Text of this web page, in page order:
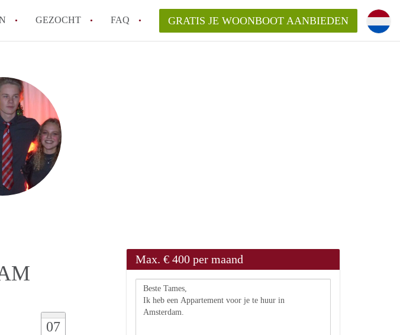
GEZOCHT FAQ
Kan ik mijn eigen huurcontract maken voor mijn Woonboot in Amsterdam?
Wat is borg en hoeveel borg mag een aanbieder vragen voor een Woonboot?
Ik wil als aanbieder hulp van een makelaar in Amsterdam, kan dat?
Werkt WoonbootAmsterdam met wachtlijsten?
Tips: om in Amsterdam een woonboot te vinden!
Alle veelgestelde vragen
GRATIS JE WOONBOOT AANBIEDEN
07
Max. € 400 per maand